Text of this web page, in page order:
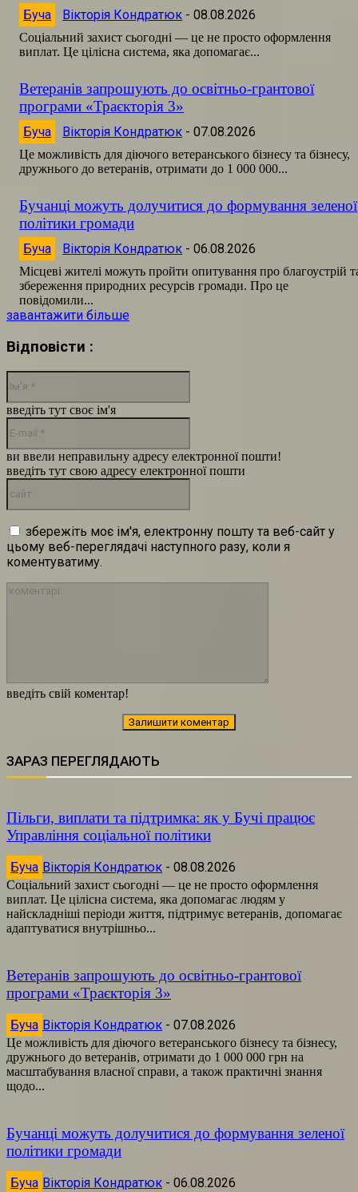
Буча Вікторія Кондратюк - 08.08.2026
Соціальний захист сьогодні — це не просто оформлення
виплат. Це цілісна система, яка допомагає...
Ветеранів запрошують до освітньо-грантової
програми «Траєкторія 3»
Буча Вікторія Кондратюк - 07.08.2026
Це можливість для діючого ветеранського бізнесу та бізнесу,
дружнього до ветеранів, отримати до 1 000 000...
Бучанці можуть долучитися до формування зеленої
політики громади
Буча Вікторія Кондратюк - 06.08.2026
Місцеві жителі можуть пройти опитування про благоустрій
збереження природних ресурсів громади. Про це
повідомили...
завантажити більше
Відповісти :
введіть свій коментар!
введіть тут своє ім'я
ви ввели неправильну адресу електронної пошти!
введіть тут свою адресу електронної пошти
збережіть моє ім'я, електронну пошту та веб-сайт у
цьому веб-переглядачі наступного разу, коли я
коментуватиму.
ЗАРАЗ ПЕРЕГЛЯДАЮТЬ
Пільги, виплати та підтримка: як у Бучі працює
Управління соціальної політики
Буча Вікторія Кондратюк - 08.08.2026
Соціальний захист сьогодні — це не просто оформлення
виплат. Це цілісна система, яка допомагає людям у
найскладніші періоди життя, підтримує ветеранів, допомагає
адаптуватися внутрішньо...
Ветеранів запрошують до освітньо-грантової
програми «Траєкторія 3»
Буча Вікторія Кондратюк - 07.08.2026
Це можливість для діючого ветеранського бізнесу та бізнесу,
дружнього до ветеранів, отримати до 1 000 000 грн на
масштабування власної справи, а також практичні знання
щодо...
Бучанці можуть долучитися до формування зеленої
політики громади
Буча Вікторія Кондратюк - 06.08.2026